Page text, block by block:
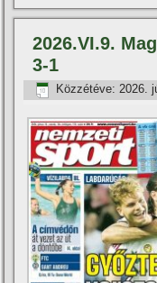
2026.VI.9.
3-1
Közzétéve: 2026.